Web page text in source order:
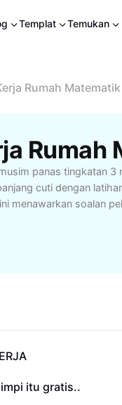
Templat Temukan
Rumah
panas tingkatan 3
cuti dengan
menawarkan soalan
dengan panduan
pelajar berdikari atau
asas matematik
35.4K
6K itu gratis..